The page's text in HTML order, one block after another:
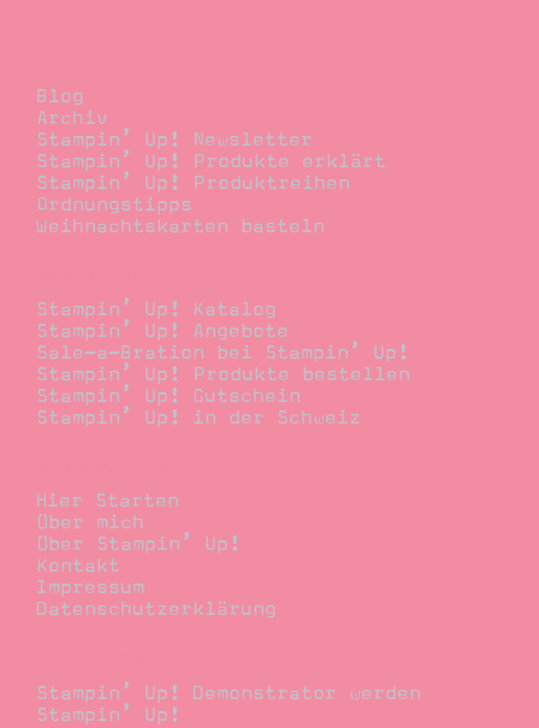
Blog
Archiv
Stampin’ Up! Newsletter
Stampin’ Up! Produkte erklärt
Stampin’ Up! Produktreihen
Ordnungstipps
Weihnachtskarten basteln
Stampin’ Up! Katalog
Stampin’ Up! Angebote
Sale-a-Bration bei Stampin’ Up!
Stampin’ Up! Produkte bestellen
Stampin’ Up! Gutschein
Stampin’ Up! in der Schweiz
Hier Starten
Über mich
Über Stampin’ Up!
Kontakt
Impressum
Datenschutzerklärung
Stampin’ Up! Demonstrator werden
Stampin’ Up!